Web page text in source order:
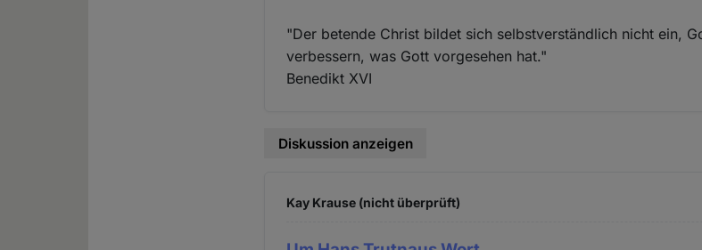
"Der betende Christ bildet sich selbstverständlich nicht ein,
verbessern, was Gott vorgesehen hat."
Benedikt XVI
Diskussion anzeigen
Kay Krause (nicht überprüft)